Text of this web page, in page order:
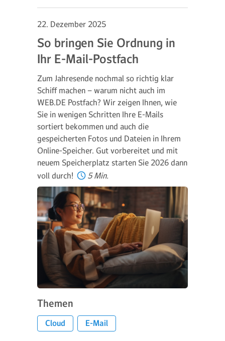
22. Dezember 2025
So bringen Sie Ordnung in
Ihr E-Mail-Postfach
Zum Jahresende nochmal so richtig klar
Schiff machen – warum nicht auch im
WEB.DE Postfach? Wir zeigen Ihnen, wie
Sie in wenigen Schritten Ihre E-Mails
sortiert bekommen und auch die
gespeicherten Fotos und Dateien in Ihrem
Online-Speicher. Gut vorbereitet und mit
neuem Speicherplatz starten Sie 2026 dann
voll durch!
5 Min.
Themen
Cloud E-Mail